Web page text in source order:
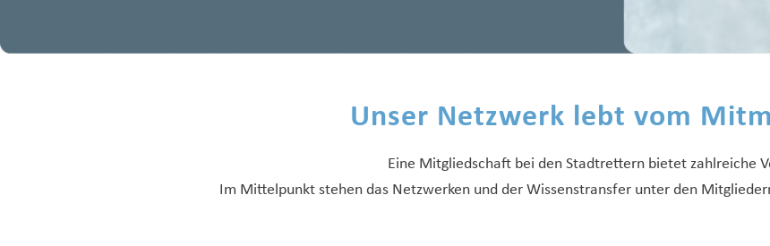
Unser Netzwerk lebt vom
Eine Mitgliedschaft bei den Stadtrettern bietet zahlreiche
Im Mittelpunkt stehen das Netzwerken und der Wissenstransfer unter den